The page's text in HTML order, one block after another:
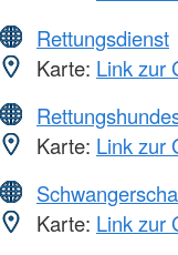
Rettungsdienst
Karte: Link zur
Karte: Link zur
Karte: Link zur